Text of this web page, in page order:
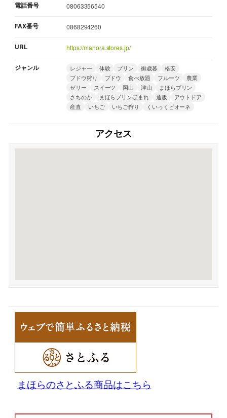
電話番号 08063356540
FAX番号 0868294260
URL https://mahora.stores.jp/
ジャンル レジャー 体験 プリン 御歳暮
格安
ブドウ狩り
ブドウ 食べ放題 フルーツ
農業
ゼリー
スイーツ 岡山 津山
まほらプリン
さちのか
まほらプリンほまれ 通販
アウトドア
産直
いちご いちご狩り くいっくピオーネ
アクセス
まほらのさとふる商品はこちら